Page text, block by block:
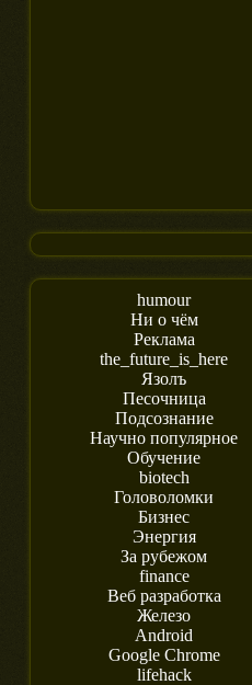
humour
Ни о чём
Реклама
the_future_is_here
Язолъ
Песочница
Подсознание
Научно популярное
Обучение
biotech
Головоломки
Бизнес
Энергия
За рубежом
finance
Веб разработка
Железо
Android
Google Chrome
lifehack